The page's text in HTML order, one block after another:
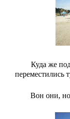
Куда же
переместились
Вон они,